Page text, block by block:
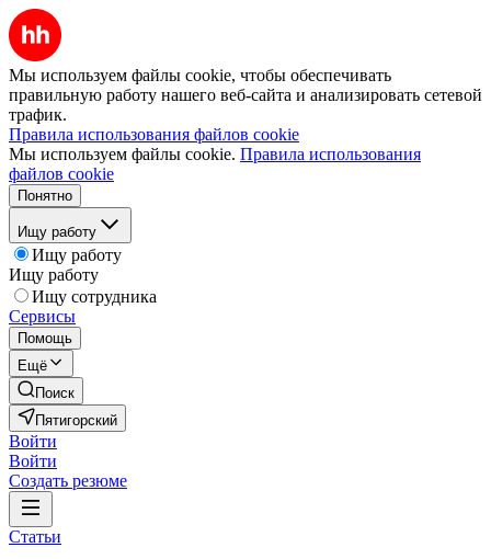
Мы используем файлы cookie, чтобы обеспечивать
правильную работу нашего веб-сайта и анализировать сетевой
трафик.
Правила использования файлов cookie
Мы используем файлы cookie. Правила использования
файлов cookie
Понятно
Ищу работу
Ищу работу
Ищу работу
Ищу сотрудника
Сервисы
Помощь
Ещё
Поиск
Пятигорский
Войти
Войти
Создать резюме
Статьи